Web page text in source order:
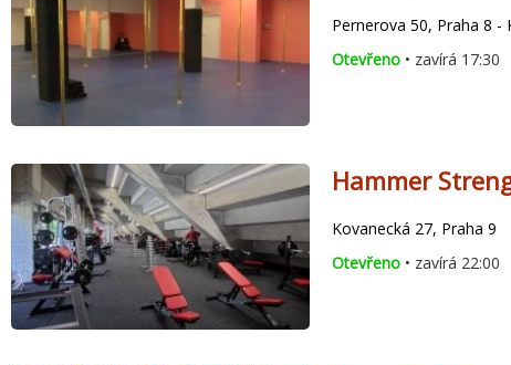
Pernerova 50, Praha 8 -
Otevřeno • zavírá 17:30
Hammer
Kovanecká 27, Praha 9
Otevřeno • zavírá 22:00